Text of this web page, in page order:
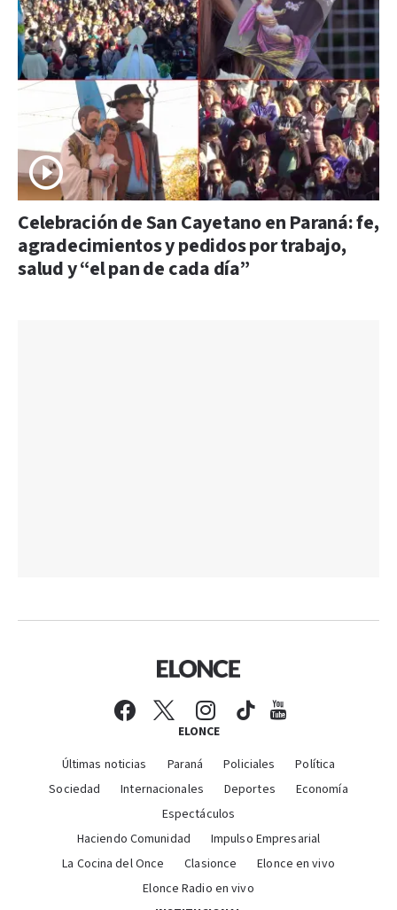
Celebración de San Cayetano en Paraná: fe,
agradecimientos y pedidos por trabajo,
salud y “el pan de cada día”
ELONCE
Últimas noticias Paraná Policiales
Política
Sociedad
Internacionales Deportes
Economía
Espectáculos
Haciendo Comunidad
Impulso Empresarial
La Cocina del Once
Clasionce
Elonce en vivo
Elonce Radio en vivo